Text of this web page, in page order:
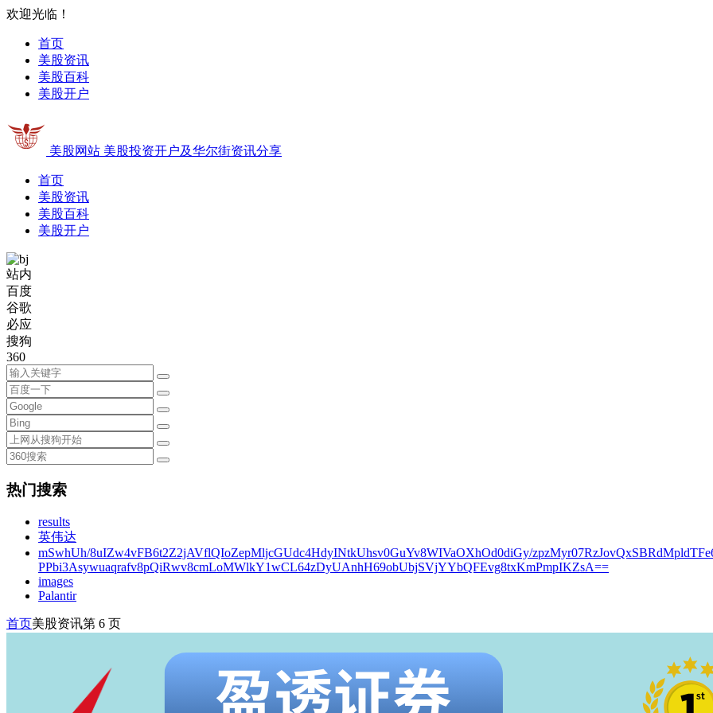
欢迎光临！
首页
美股资讯
美股百科
美股开户
美股网站 美股投资开户及华尔街资讯分享
首页
美股资讯
美股百科
美股开户
站内
百度
谷歌
必应
搜狗
360
热门搜索
results
英伟达
mSwhUh/8uIZw4vFB6t2Z2jAVflQIoZepMljcGUdc4HdyINtkUhsv0GuYv8WIVaOXhOd0diGy/
PPbi3Asywuaqrafv8pQiRwv8cmLoMWlkY1wCL64zDyUAnhH69obUbjSVjYYbQFEvg8txKmPmpIKZsA==
images
Palantir
首页美股资讯第 6 页